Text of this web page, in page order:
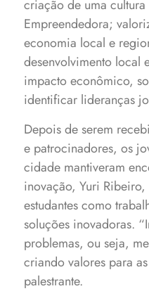
criação de uma
Empreendedora;
economia local e
desenvolvimento local
impacto econômico,
identificar lideranças
Depois de serem
e patrocinadores, os
cidade mantiveram
inovação, Yuri
estudantes como
soluções inovadoras.
problemas, ou seja,
criando valores para
palestrante.